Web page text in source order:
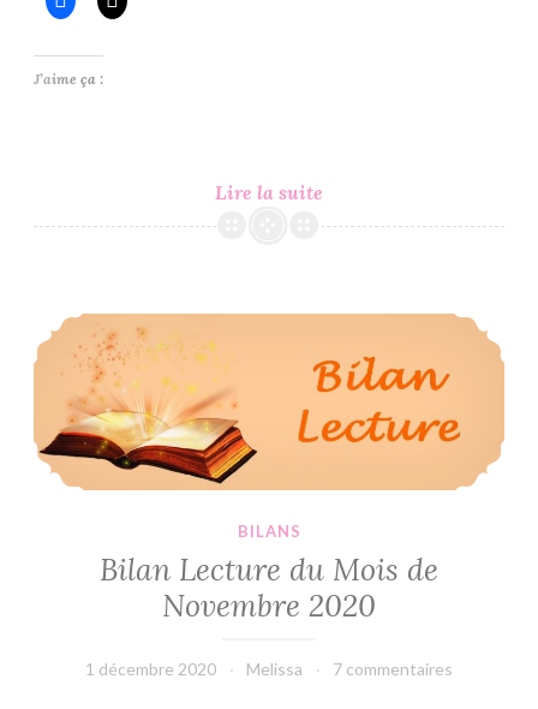
Lire la suite
Miniskirt
Aoi
J’aime ça :
Bilan Lecture du Mois de Novembre 2020
BILANS
Bilan Lecture du Mois de
Novembre 2020
1 décembre 2020 Melissa 7 commentaires